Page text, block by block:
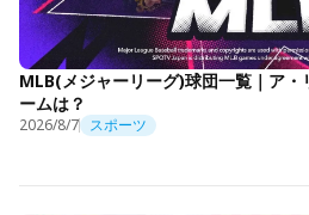
MLB(メジャーリーグ)球団一覧｜ア
ームは？
2026/8/7 スポーツ